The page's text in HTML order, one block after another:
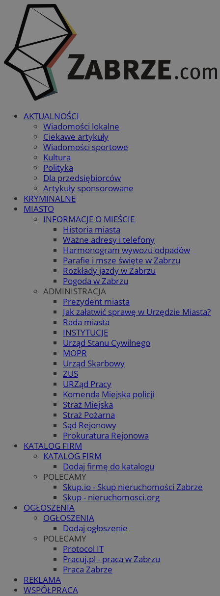
AKTUALNOŚCI
Wiadomości lokalne
Ciekawe artykuły
Wiadomości sportowe
Kultura
Polityka
Dla przedsiębiorców
Artykuły sponsorowane
KRYMINALNE
MIASTO
INFORMACJE O MIEŚCIE
Historia miasta
Ważne adresy i telefony
Harmonogram wywozu odpadów
Parafie i msze święte w Zabrzu
Rozkłady jazdy w Zabrzu
Pogoda w Zabrzu
ADMINISTRACJA
Prezydent miasta
Jak załatwić sprawę w Urzędzie Miasta?
Rada miasta
INSTYTUCJE
Urząd Stanu Cywilnego
MOPR
Urząd Skarbowy
ZUS
URZąd Pracy
Komenda Miejska policji
Straż Miejska
Straż Pożarna
Sąd Rejonowy
Prokuratura Rejonowa
KATALOG FIRM
KATALOG FIRM
Dodaj firmę do katalogu
POLECAMY
Skup.io - Skup nieruchomości Zabrze
Skup - nieruchomosci.org
OGŁOSZENIA
OGŁOSZENIA
Dodaj ogłoszenie
POLECAMY
Protocol IT
Pracuj.pl - praca w Zabrzu
Praca Zabrze
REKLAMA
WSPÓŁPRACA